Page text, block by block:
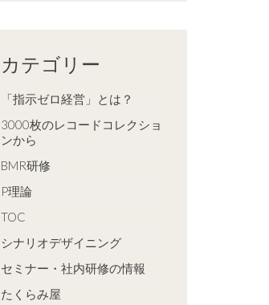
カテゴリー
「指示ゼロ経営」とは？
3000枚のレコードコレクショ
ンから
BMR研修
P理論
TOC
シナリオデザイニング
セミナー・社内研修の情報
たくらみ屋